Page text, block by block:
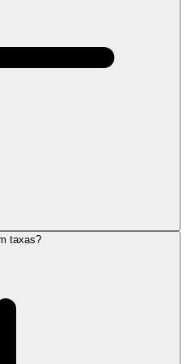
taxas?